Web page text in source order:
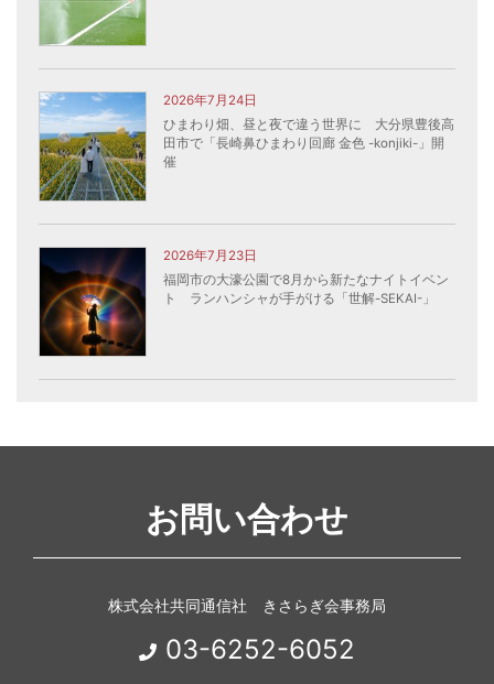
2026年7月24日
ひまわり畑、昼と夜で違う世界に 大分県豊後高
田市で「長崎鼻ひまわり回廊 金色 -konjiki-」開
催
2026年7月23日
福岡市の大濠公園で8月から新たなナイトイベン
ト ランハンシャが手がける「世解-SEKAI-」
お問い合わせ
株式会社共同通信社 きさらぎ会事務局
03-6252-6052